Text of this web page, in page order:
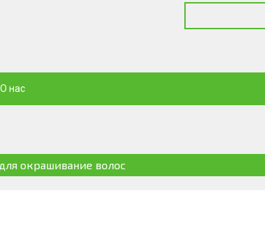
О нас
окрашивание волос